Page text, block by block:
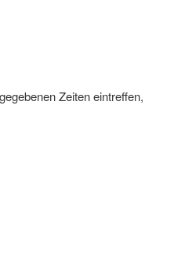
Zeiten eintreffen,